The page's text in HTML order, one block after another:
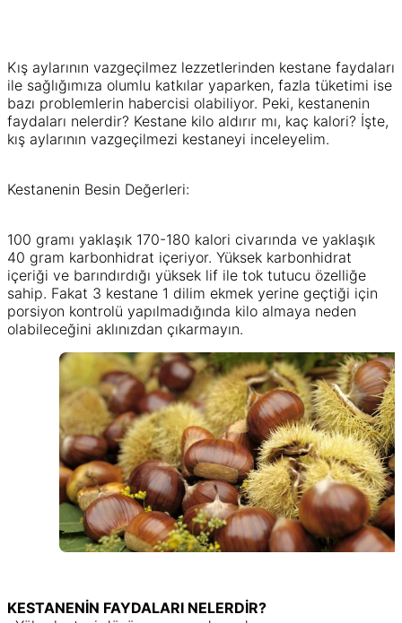
Kış aylarının vazgeçilmez lezzetlerinden kestane faydaları
ile sağlığımıza olumlu katkılar yaparken, fazla tüketimi ise
bazı problemlerin habercisi olabiliyor. Peki, kestanenin
faydaları nelerdir? Kestane kilo aldırır mı, kaç kalori? İşte,
kış aylarının vazgeçilmezi kestaneyi inceleyelim.
Kestanenin Besin Değerleri:
100 gramı yaklaşık 170-180 kalori civarında ve yaklaşık
40 gram karbonhidrat içeriyor. Yüksek karbonhidrat
içeriği ve barındırdığı yüksek lif ile tok tutucu özelliğe
sahip. Fakat 3 kestane 1 dilim ekmek yerine geçtiği için
porsiyon kontrolü yapılmadığında kilo almaya neden
olabileceğini aklınızdan çıkarmayın.
KESTANENİN FAYDALARI NELERDİR?